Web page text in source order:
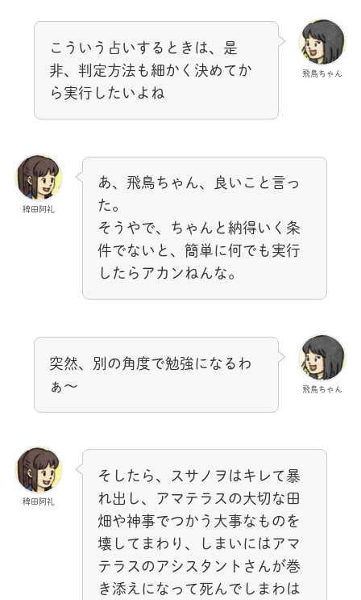
飛鳥ちゃん
こういう占いするときは、是
非、判定方法も細かく決めてか
ら実行したいよね
稗田阿礼
あ、飛鳥ちゃん、良いこと言っ
た。
そうやで、ちゃんと納得いく条
件でないと、簡単に何でも実行
したらアカンねんな。
飛鳥ちゃん
突然、別の角度で勉強になるわ
ぁ～
稗田阿礼
そしたら、スサノヲはキレて暴
れ出し、アマテラスの大切な田
畑や神事でつかう大事なものを
壊してまわり、しまいにはアマ
テラスのアシスタントさんが巻
き添えになって死んでしまわは